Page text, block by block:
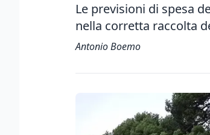
Le previsioni di spesa
nella corretta raccolta
Antonio Boemo